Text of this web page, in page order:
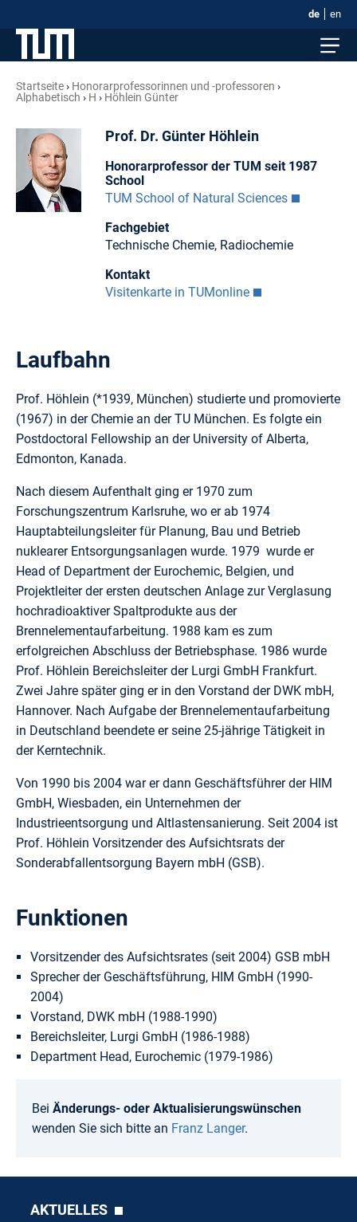
de en
Startseite
Honorar­professorinnen und -professoren
Alphabetisch
H Höhlein Günter
Prof. Dr. Günter Höhlein
Honorarprofessor der TUM seit 1987
School
TUM School of Natural Sciences
Fachgebiet
Technische Chemie, Radiochemie
Kontakt
Visitenkarte in TUMonline
Laufbahn
Prof. Höhlein (*1939, München) studierte und promovierte
(1967) in der Chemie an der TU München. Es folgte ein
Postdoctoral Fellowship an der University of Alberta,
Edmonton, Kanada.
Nach diesem Aufenthalt ging er 1970 zum
Forschungszentrum Karlsruhe, wo er ab 1974
Hauptabteilungsleiter für Planung, Bau und Betrieb
nuklearer Entsorgungsanlagen wurde. 1979 wurde er
Head of Department der Eurochemic, Belgien, und
Projektleiter der ersten deutschen Anlage zur Verglasung
hochradioaktiver Spaltprodukte aus der
Brennelementaufarbeitung. 1988 kam es zum
erfolgreichen Abschluss der Betriebsphase. 1986 wurde
Prof. Höhlein Bereichsleiter der Lurgi GmbH Frankfurt.
Zwei Jahre später ging er in den Vorstand der DWK mbH,
Hannover. Nach Aufgabe der Brennelementaufarbeitung
in Deutschland beendete er seine 25-jährige Tätigkeit in
der Kerntechnik.
Von 1990 bis 2004 war er dann Geschäftsführer der HIM
GmbH, Wiesbaden, ein Unternehmen der
Industrieentsorgung und Altlastensanierung. Seit 2004 ist
Prof. Höhlein Vorsitzender des Aufsichtsrats der
Sonderabfallentsorgung Bayern mbH (GSB).
Funktionen
Vorsitzender des Aufsichtsrates (seit 2004) GSB mbH
Sprecher der Geschäftsführung, HIM GmbH (1990-
2004)
Vorstand, DWK mbH (1988-1990)
Bereichsleiter, Lurgi GmbH (1986-1988)
Department Head, Eurochemic (1979-1986)
Bei Änderungs- oder Aktualisierungswünschen
wenden Sie sich bitte an Franz Langer.
AKTUELLES